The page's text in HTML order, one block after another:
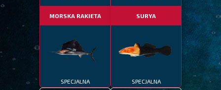
MORSKA RAKIETA
SPECJALNA
SURYA
SPECJALNA